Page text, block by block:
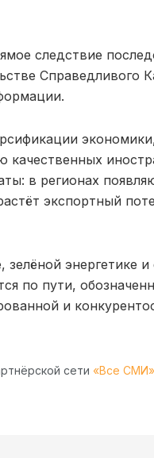
следствие
Справедливого
в регионах
экспортный
энергетике и
по пути,
и
сети «Все СМИ»